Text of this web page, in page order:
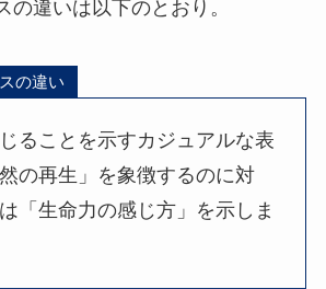
の違いは以下のとおり。
の違い
ることを示すカジュアルな表
の再生」を象徴するのに対
「生命力の感じ方」を示しま